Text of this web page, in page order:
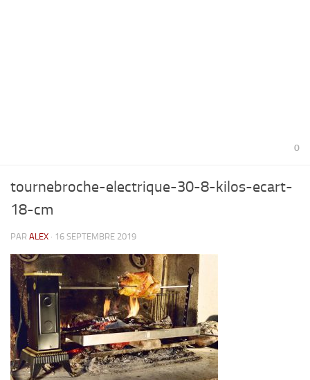
0
tournebroche-electrique-30-8-kilos-ecart-
18-cm
PAR ALEX · 16 SEPTEMBRE 2019